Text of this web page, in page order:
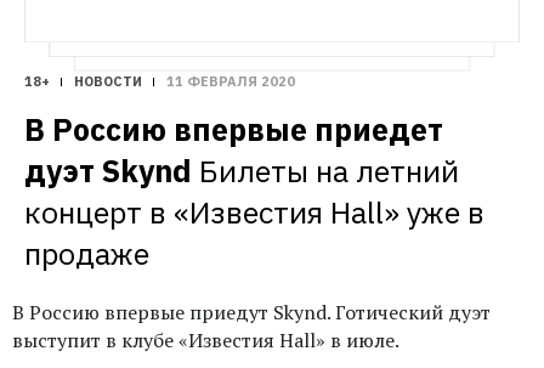
18+ НОВОСТИ 11 ФЕВРАЛЯ 2020
В Россию впервые приедет
дуэт Skynd Билеты на летний
концерт в «Известия Hall» уже в
продаже
В Россию впервые приедут Skynd. Готический дуэт
выступит в клубе «Известия Hall» в июле.